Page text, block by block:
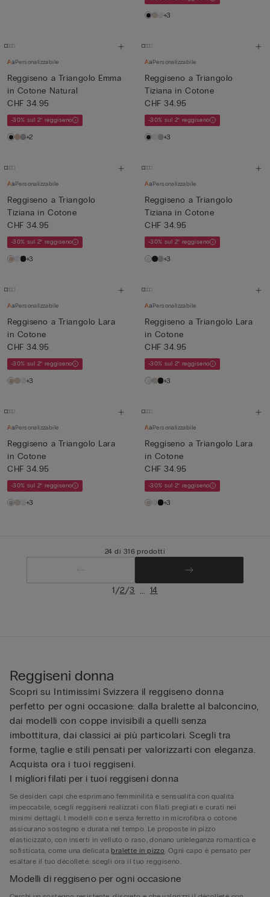
+3
Personalizzabile
Reggiseno a Triangolo Emma
in Cotone Natural
CHF 34.95
-30% sul 2° reggiseno
+2
Personalizzabile
Reggiseno a Triangolo
Tiziana in Cotone
CHF 34.95
-30% sul 2° reggiseno
+3
Personalizzabile
Reggiseno a Triangolo
Tiziana in Cotone
CHF 34.95
-30% sul 2° reggiseno
+3
Personalizzabile
Reggiseno a Triangolo
Tiziana in Cotone
CHF 34.95
-30% sul 2° reggiseno
+3
Personalizzabile
Reggiseno a Triangolo Lara
in Cotone
CHF 34.95
-30% sul 2° reggiseno
+3
Personalizzabile
Reggiseno a Triangolo Lara
in Cotone
CHF 34.95
-30% sul 2° reggiseno
+3
Personalizzabile
Reggiseno a Triangolo Lara
in Cotone
CHF 34.95
-30% sul 2° reggiseno
+3
Personalizzabile
Reggiseno a Triangolo Lara
in Cotone
CHF 34.95
-30% sul 2° reggiseno
+3
24 di 316 prodotti
1/2/3 14
Reggiseni donna
Scopri su Intimissimi Svizzera il reggiseno donna
perfetto per ogni occasione: dalla bralette al balconcino,
dai modelli con coppe invisibili a quelli senza
imbottitura, dai classici ai più particolari. Scegli tra
forme, taglie e stili pensati per valorizzarti con eleganza.
Acquista ora i tuoi reggiseni.
I migliori filati per i tuoi reggiseni donna
Se desideri capi che esprimano femminilità e sensualità con qualità
impeccabile, scegli reggiseni realizzati con filati pregiati e curati nei
minimi dettagli. I modelli con e senza ferretto in microfibra o cotone
assicurano sostegno e durata nel tempo. Le proposte in pizzo
elasticizzato, con inserti in velluto o raso, donano un’eleganza romantica e
sofisticata, come una delicatabralette in pizzo . Ogni capo è pensato per
esaltare il tuo décolleté: scegli ora il tuo reggiseno.
Modelli di reggiseno per ogni occasione